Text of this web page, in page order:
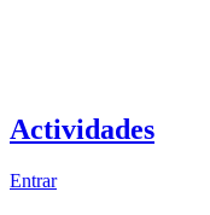
Actividades
Entrar